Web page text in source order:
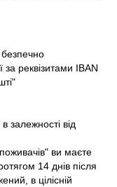
за реквізитами IBAN
залежності від
ви маєте
14 днів після
в цілісній